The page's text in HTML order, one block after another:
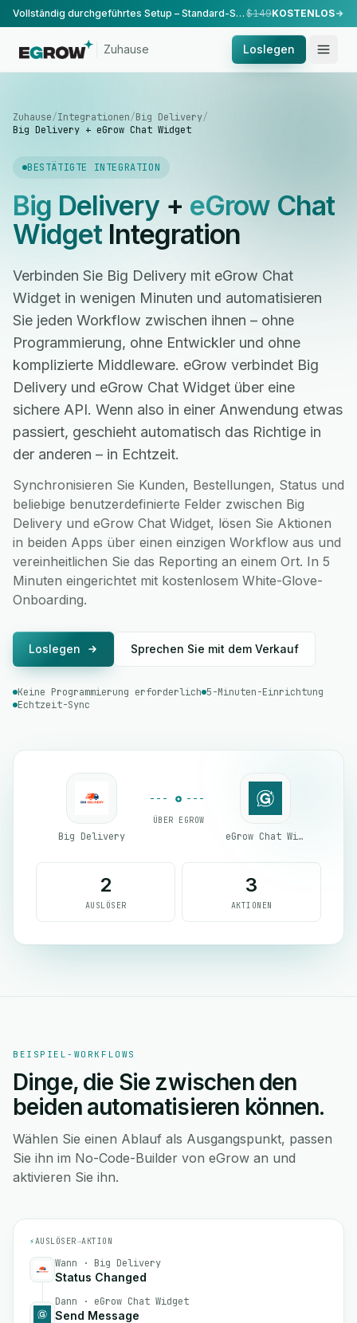
Vollständig durchgeführtes Setup – Standard-Setup, durchgeführt von unserem Team. $149KOSTENLOS
Zuhause Loslegen
Zuhause/Integrationen/Big Delivery/
Big Delivery + eGrow Chat Widget
BESTÄTIGTE INTEGRATION
Big Delivery+ eGrow Chat
WidgetIntegration
Verbinden Sie Big Delivery mit eGrow Chat
Widget in wenigen Minuten und automatisieren
Sie jeden Workflow zwischen ihnen – ohne
Programmierung, ohne Entwickler und ohne
komplizierte Middleware. eGrow verbindet Big
Delivery und eGrow Chat Widget über eine
sichere API. Wenn also in einer Anwendung etwas
passiert, geschieht automatisch das Richtige in
der anderen – in Echtzeit.
Synchronisieren Sie Kunden, Bestellungen, Status und
beliebige benutzerdefinierte Felder zwischen Big
Delivery und eGrow Chat Widget, lösen Sie Aktionen
in beiden Apps über einen einzigen Workflow aus und
vereinheitlichen Sie das Reporting an einem Ort. In 5
Minuten eingerichtet mit kostenlosem White-Glove-
Onboarding.
Loslegen Sprechen Sie mit dem Verkauf
Keine Programmierung erforderlich 5-Minuten-Einrichtung
Echtzeit-Sync
Big Delivery
ÜBER EGROW
eGrow Chat Widget
2
AUSLÖSER
3
AKTIONEN
BEISPIEL-WORKFLOWS
Dinge, die Sie zwischen den
beiden automatisieren können.
Wählen Sie einen Ablauf als Ausgangspunkt, passen
Sie ihn im No-Code-Builder von eGrow an und
aktivieren Sie ihn.
⚡AUSLÖSER→AKTION
Wann · Big Delivery
Status Changed
Dann · eGrow Chat Widget
Send Message